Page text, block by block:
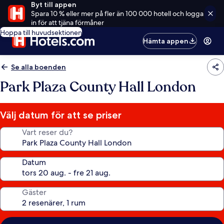
Byt till appen
Spara 10 % eller mer på fler än 100 000 hotell och logga
in för att tjäna förmåner
Hoppa till huvudsektionen
Hämta appen
Se alla boenden
Park Plaza County Hall London
Välj datum för att se priser
Vart reser du?
Datum
Gäster